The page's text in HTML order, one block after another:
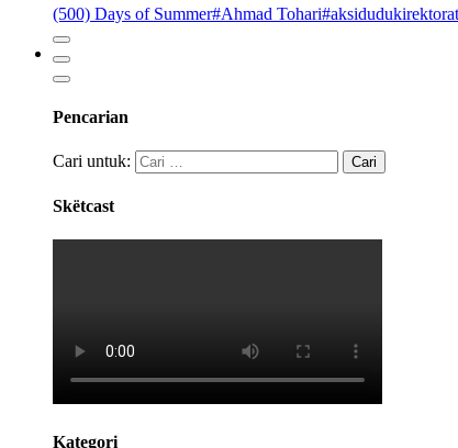
(500) Days of Summer#Ahmad Tohari#aksidudukirektorat
Pencarian
Cari untuk:
Skëtcast
Kategori